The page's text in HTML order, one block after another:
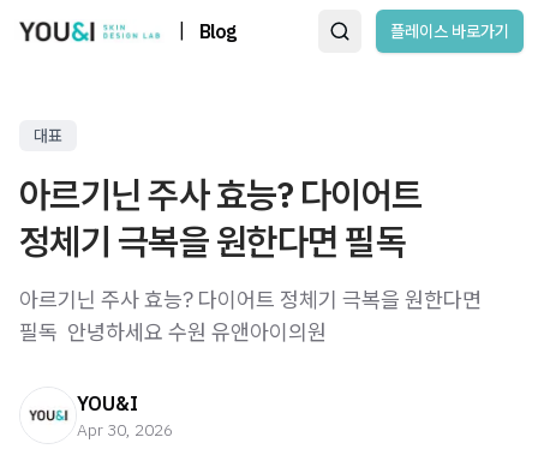
Blog 플레이스 바로가기
대표
아르기닌 주사 효능? 다이어트
정체기 극복을 원한다면 필독
아르기닌 주사 효능? 다이어트 정체기 극복을 원한다면
필독 ​ 안녕하세요 수원 유앤아이의원
YOU&I
Apr 30, 2026